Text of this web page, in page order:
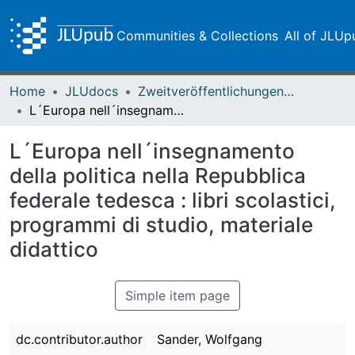
Communities & Collections All of
Home JLUdocs
Zweitveröffentlichungen (grüner Weg)
L´Europa nell´insegnamento della politica nella Repubblica federale tedesca : libri scolastici, programmi di studio, materiale didattico
L´Europa nell´insegnamento
della politica nella Repubblica
federale tedesca : libri scolastici,
programmi di studio, materiale
didattico
Simple item page
dc.contributor.author Sander, Wolfgang